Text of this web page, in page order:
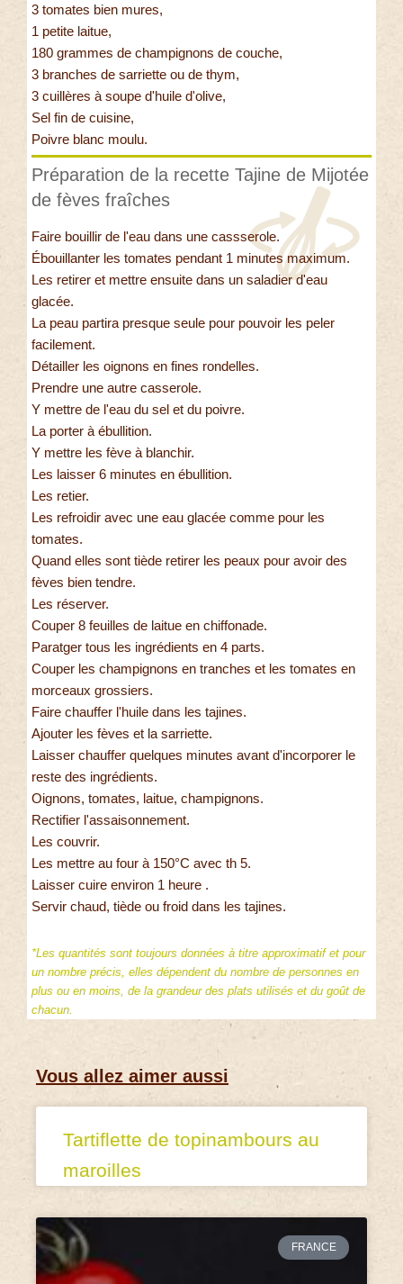
3 tomates bien mures,
1 petite laitue,
180 grammes de champignons de couche,
3 branches de sarriette ou de thym,
3 cuillères à soupe d'huile d'olive,
Sel fin de cuisine,
Poivre blanc moulu.
Préparation de la recette Tajine de Mijotée
de fèves fraîches
Faire bouillir de l'eau dans une cassserole.
Ébouillanter les tomates pendant 1 minutes maximum.
Les retirer et mettre ensuite dans un saladier d'eau
glacée.
La peau partira presque seule pour pouvoir les peler
facilement.
Détailler les oignons en fines rondelles.
Prendre une autre casserole.
Y mettre de l'eau du sel et du poivre.
La porter à ébullition.
Y mettre les fève à blanchir.
Les laisser 6 minutes en ébullition.
Les retier.
Les refroidir avec une eau glacée comme pour les
tomates.
Quand elles sont tiède retirer les peaux pour avoir des
fèves bien tendre.
Les réserver.
Couper 8 feuilles de laitue en chiffonade.
Paratger tous les ingrédients en 4 parts.
Couper les champignons en tranches et les tomates en
morceaux grossiers.
Faire chauffer l'huile dans les tajines.
Ajouter les fèves et la sarriette.
Laisser chauffer quelques minutes avant d'incorporer le
reste des ingrédients.
Oignons, tomates, laitue, champignons.
Rectifier l'assaisonnement.
Les couvrir.
Les mettre au four à 150°C avec th 5.
Laisser cuire environ 1 heure .
Servir chaud, tiède ou froid dans les tajines.
*Les quantités sont toujours données à titre approximatif et pour
un nombre précis, elles dépendent du nombre de personnes en
plus ou en moins, de la grandeur des plats utilisés et du goût de
chacun.
Vous allez aimer aussi
Tartiflette de topinambours au
maroilles
FRANCE